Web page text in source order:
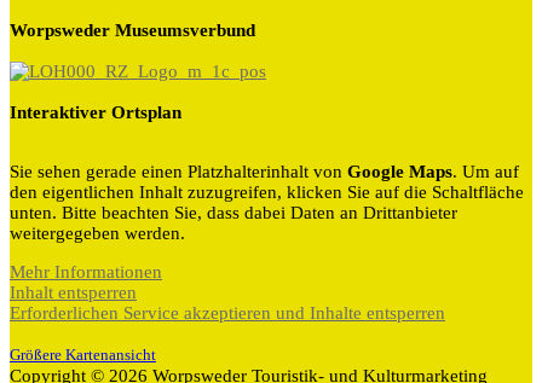
Worpsweder Museumsverbund
Interaktiver Ortsplan
Sie sehen gerade einen Platzhalterinhalt von Google Maps. Um auf
den eigentlichen Inhalt zuzugreifen, klicken Sie auf die Schaltfläche
unten. Bitte beachten Sie, dass dabei Daten an Drittanbieter
weitergegeben werden.
Mehr Informationen
Inhalt entsperren
Erforderlichen Service akzeptieren und Inhalte entsperren
Größere Kartenansicht
Copyright © 2026 Worpsweder Touristik- und Kulturmarketing